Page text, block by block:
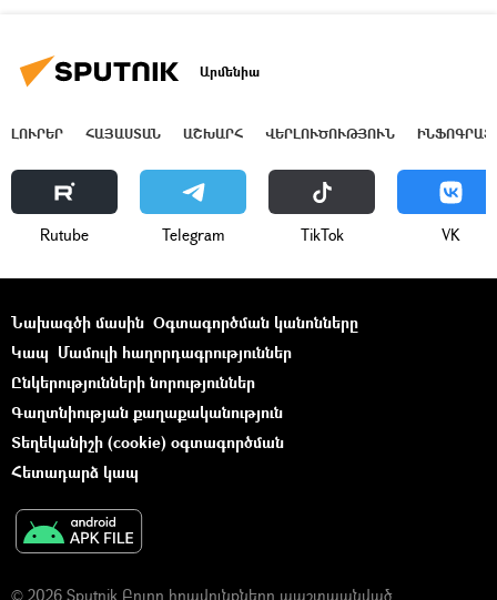
Արմենիա
ԼՈՒՐԵՐ ՀԱՅԱՍՏԱՆ ԱՇԽԱՐՀ ՎԵՐԼՈՒԾՈՒԹՅՈՒՆ
Rutube Telegram ТikТоk VK
Նախագծի մասին Օգտագործման կանոնները
Կապ Մամուլի հաղորդագրություններ
Ընկերությունների նորություններ
Գաղտնիության քաղաքականություն
Տեղեկանիշի (cookie) օգտագործման
Հետադարձ կապ
© 2026 Sputnik Բոլոր իրավունքները պաշտպանված